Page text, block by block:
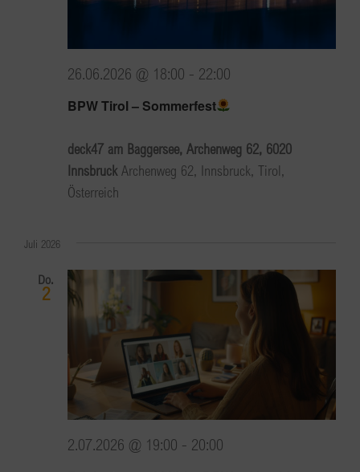
BPW Tirol – Sommerfest
26.06.2026 @ 18:00 - 22:00
deck47 am Baggersee, Archenweg 62, 6020
Innsbruck Archenweg 62, Innsbruck, Tirol,
Österreich
Juli 2026
Do.
2
2.07.2026 @ 19:00 - 20:00